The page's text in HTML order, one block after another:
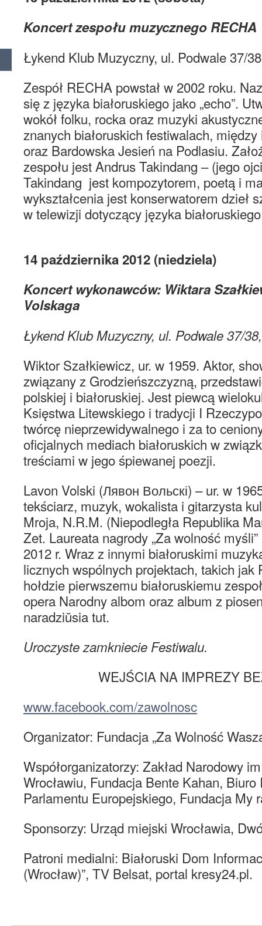
Koncert zespołu muzycznego RECHA
Łykend Klub Muzyczny, ul. Podwale 37/
Zespół RECHA powstał w 2002 roku.
się z języka białoruskiego jako „echo”.
wokół folku, rocka oraz muzyki
znanych białoruskich festiwalach,
oraz Bardowska Jesień na Podlasiu.
zespołu jest Andrus Takindang – (jego
Takindang jest kompozytorem, poetą i
wykształcenia jest konserwatorem dzieł
w telewizji dotyczący języka
14 października 2012
Koncert wykonawców: Wiktara
Volskaga
Łykend Klub Muzyczny, ul. Podwale 37/
Wiktor Szałkiewicz, ur. w 1959. Aktor,
związany z Grodzieńszczyzną,
polskiej i białoruskiej. Jest piewcą
Księstwa Litewskiego i tradycji I
twórcę nieprzewidywalnego i za to
oficjalnych mediach białoruskich w
treściami w jego śpiewanej poezji.
Lavon Volski (Лявон Вольскі) – ur. w
tekściarz, muzyk, wokalista i gitarzysta
Mroja, N.R.M. (Niepodległa Republika
Zet. Laureata nagrody „Za wolność
2012 r. Wraz z innymi białoruskimi
licznych wspólnych projektach, takich jak
hołdzie pierwszemu białoruskiemu
opera Narodny albom oraz album z
naradziŭsia tut.
Uroczyste zamkniecie Festiwalu.
WEJŚCIA NA IMPREZY
www.facebook.com/zawolnosc
Organizator: Fundacja „Za Wolność
Współorganizatorzy: Zakład Narodowy
Wrocławiu, Fundacja Bente Kahan,
Parlamentu Europejskiego, Fundacja My
Sponsorzy: Urząd miejski Wrocławia,
Patroni medialni: Białoruski Dom
(Wrocław)”, TV Belsat, portal kresy24.pl.